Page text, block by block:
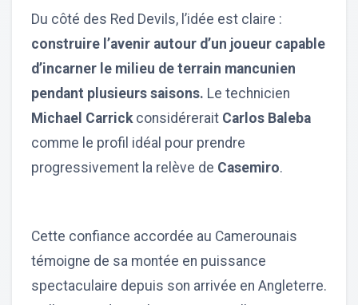
Du côté des Red Devils, l’idée est claire :
construire l’avenir autour d’un joueur capable
d’incarner le milieu de terrain mancunien
pendant plusieurs saisons. Le technicien
Michael Carrick considérerait Carlos Baleba
comme le profil idéal pour prendre
progressivement la relève de Casemiro.
Cette confiance accordée au Camerounais
témoigne de sa montée en puissance
spectaculaire depuis son arrivée en Angleterre.